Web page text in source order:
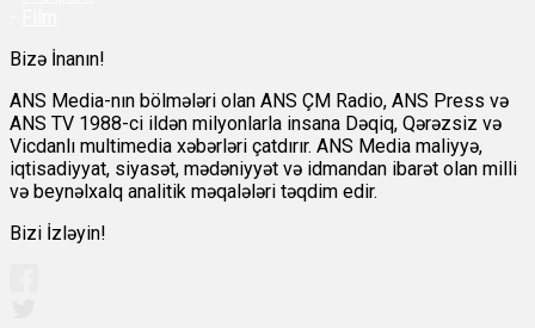
Bizə İnanın!
ANS Media-nın bölmələri olan ANS ÇM Radio, ANS Press və
ANS TV 1988-ci ildən milyonlarla insana Dəqiq, Qərəzsiz və
Vicdanlı multimedia xəbərləri çatdırır. ANS Media maliyyə,
iqtisadiyyat, siyasət, mədəniyyət və idmandan ibarət olan milli
və beynəlxalq analitik məqalələri təqdim edir.
Bizi İzləyin!